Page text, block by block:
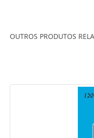
OUTROS PRODUTOS